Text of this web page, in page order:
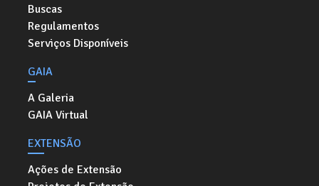
Buscas
Regulamentos
Serviços Disponíveis
GAIA
A Galeria
GAIA Virtual
EXTENSÃO
Ações de Extensão